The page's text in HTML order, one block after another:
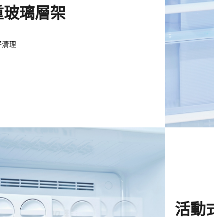
璃層架
清理
活動